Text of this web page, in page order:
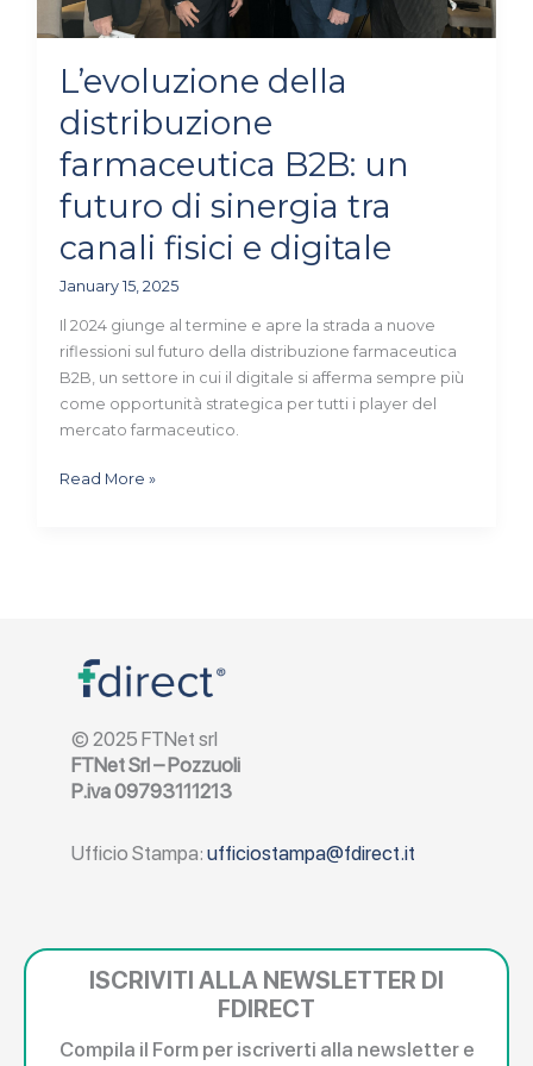
L’evoluzione della
distribuzione
farmaceutica B2B: un
futuro di sinergia tra
canali fisici e digitale
January 15, 2025
Il 2024 giunge al termine e apre la strada a nuove
riflessioni sul futuro della distribuzione farmaceutica
B2B, un settore in cui il digitale si afferma sempre più
come opportunità strategica per tutti i player del
mercato farmaceutico.
tra
fisici
digitale
Read More »
© 2025 FTNet srl
FTNet Srl – Pozzuoli
P.iva 09793111213
Ufficio Stampa: ufficiostampa@fdirect.it
ISCRIVITI ALLA NEWSLETTER DI
FDIRECT
Compila il Form per iscriverti alla newsletter e